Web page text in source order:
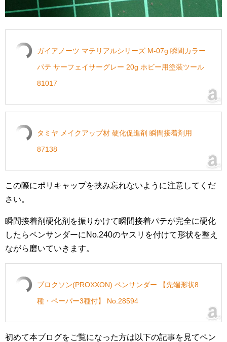
ガイアノーツ マテリアルシリーズ M-07g 瞬間カラー
パテ サーフェイサーグレー 20g ホビー用塗装ツール
81017
タミヤ メイクアップ材 硬化促進剤 瞬間接着剤用
87138
この際にポリキャップを挟み忘れないように注意してくだ
さい。
瞬間接着剤硬化剤を振りかけて瞬間接着パテが完全に硬化
したらペンサンダーにNo.240のヤスリを付けて形状を整え
ながら磨いていきます。
プロクソン(PROXXON) ペンサンダー 【先端形状8
種・ペーパー3種付】 No.28594
初めて本ブログをご覧になった方は以下の記事を見てペン